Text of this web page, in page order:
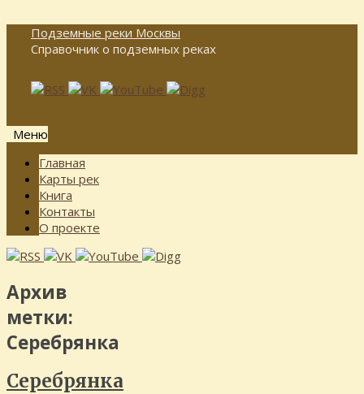
Подземные реки Москвы
Справочник о подземных реках
Меню
Перейти
содержимому
Главная
Карты рек
Книга
Контакты
О проекте
Архив
метки:
Серебрянка
Серебрянка